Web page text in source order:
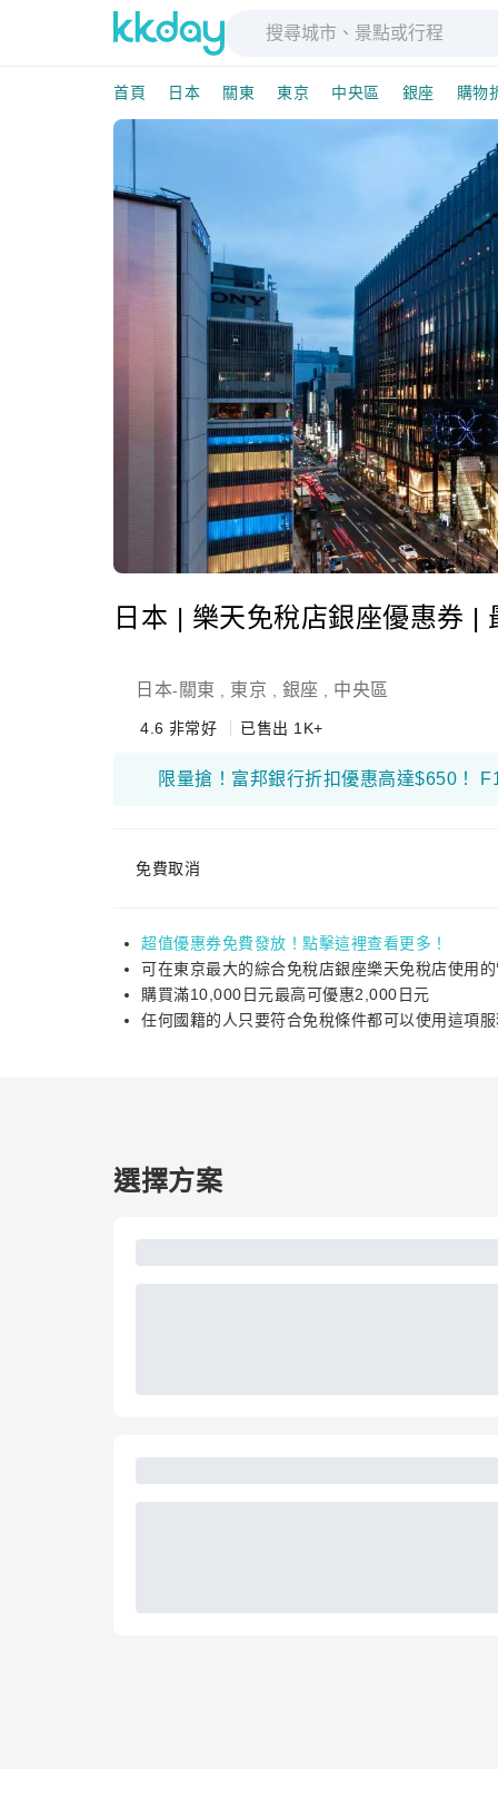
首頁 日本 關東 東京 中央區 銀座 購物
日本 | 樂天免稅店銀座優惠券 |
日本- 關東 東京 銀座 中央區
4.6 非常好 已售出 1K+
免費取消
超值優惠券免費發放！點擊這裡查看更多！
可在東京最大的綜合免稅店銀座樂天免稅店使用
購買滿10,000日元最高可優惠2,000日元
任何國籍的人只要符合免稅條件都可以使用這項
選擇方案